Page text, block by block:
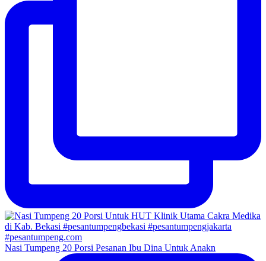
Nasi Tumpeng 20 Porsi Pesanan Ibu Dina Untuk Anakn